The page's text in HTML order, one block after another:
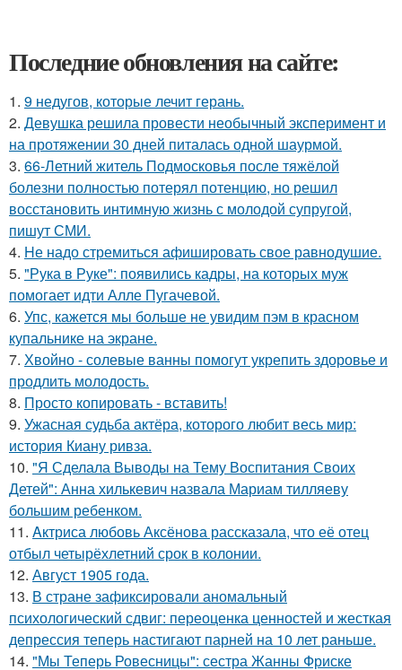
Последние обновления на сайте:
1. 9 недугов, которые лечит герань.
2. Девушка решила провести необычный эксперимент и
на протяжении 30 дней питалась одной шаурмой.
3. 66-Летний житель Подмосковья после тяжёлой
болезни полностью потерял потенцию, но решил
восстановить интимную жизнь с молодой супругой,
пишут СМИ.
4. Hе надо стремиться афишировать свое равнодушие.
5. "Рука в Руке": появились кадры, на которых муж
помогает идти Алле Пугачевой.
6. Упс, кажется мы больше не увидим пэм в красном
купальнике на экране.
7. Хвойно - солевые ванны помогут укрепить здоровье и
продлить молодость.
8. Просто копировать - вставить!
9. Ужасная судьба актёра, которого любит весь мир:
история Киану ривза.
10. "Я Сделала Выводы на Тему Воспитания Своих
Детей": Анна хилькевич назвала Мариам тилляеву
большим ребенком.
11. Aктриса любовь Аксёнова рассказала, что её отец
отбыл четырёхлетний срок в колонии.
12. Август 1905 года.
13. В стране зафиксировали аномальный
психологический сдвиг: переоценка ценностей и жесткая
депрессия теперь настигают парней на 10 лет раньше.
14. "Мы Теперь Ровесницы": сестра Жанны Фриске